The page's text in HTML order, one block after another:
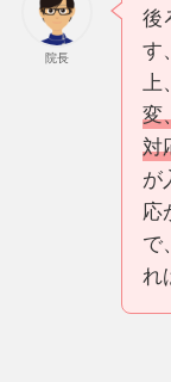
院長
後
す
上、
変
対
が
応
で
れ